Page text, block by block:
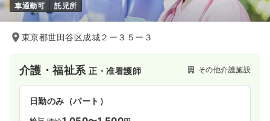
車通勤可 託児所
東京都世田谷区成城２ー３５ー３
介護・福祉系正・准看護師 その他介護施設
日勤のみ（パート）